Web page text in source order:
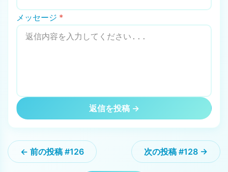
メッセージ *
返信を投稿 →
← 前の投稿 #126 次の投稿 #128 →